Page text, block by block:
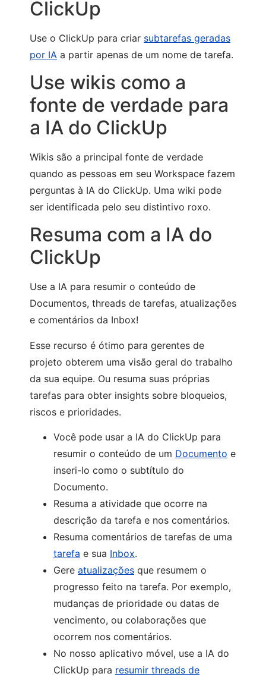
ClickUp
Use o ClickUp para criar subtarefas geradas
por IA a partir apenas de um nome de tarefa.
Use wikis como a
fonte de verdade para
a IA do ClickUp
Wikis são a principal fonte de verdade
quando as pessoas em seu Workspace fazem
perguntas à IA do ClickUp. Uma wiki pode
ser identificada pelo seu distintivo roxo.
Resuma com a IA do
ClickUp
Use a IA para resumir o conteúdo de
Documentos, threads de tarefas, atualizações
e comentários da Inbox!
Esse recurso é ótimo para gerentes de
projeto obterem uma visão geral do trabalho
da sua equipe. Ou resuma suas próprias
tarefas para obter insights sobre bloqueios,
riscos e prioridades.
Você pode usar a IA do ClickUp para
resumir o conteúdo de um Documento e
inseri-lo como o subtítulo do
Documento.
Resuma a atividade que ocorre na
descrição da tarefa e nos comentários.
Resuma comentários de tarefas de uma
tarefa e sua Inbox.
Gere atualizações que resumem o
progresso feito na tarefa. Por exemplo,
mudanças de prioridade ou datas de
vencimento, ou colaborações que
ocorrem nos comentários.
No nosso aplicativo móvel, use a IA do
ClickUp para resumir threads de